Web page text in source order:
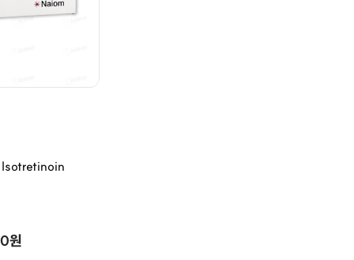
Isotretinoin
원